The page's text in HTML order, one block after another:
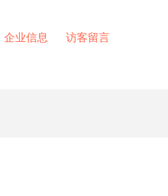
企业信息 访客留言